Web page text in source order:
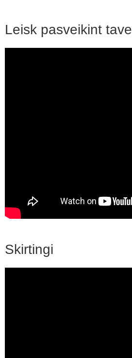
Leisk pasveikint tave
Skirtingi